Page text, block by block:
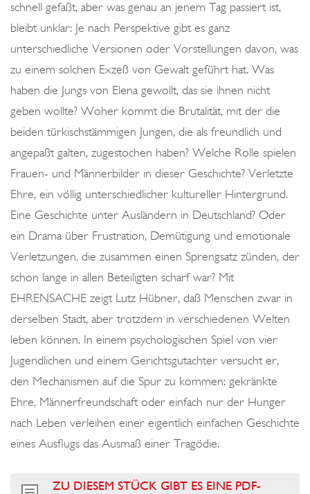
E
K
R
A
I
E
schnell gefaßt, aber was genau an jenem Tag passiert ist,
bleibt unklar: Je nach Perspektive gibt es ganz
unterschiedliche Versionen oder Vorstellungen davon, was
zu einem solchen Exzeß von Gewalt geführt hat. Was
haben die Jungs von Elena gewollt, das sie ihnen nicht
geben wollte? Woher kommt die Brutalität, mit der die
beiden türkischstämmigen Jungen, die als freundlich und
angepaßt galten, zugestochen haben? Welche Rolle spielen
Frauen- und Männerbilder in dieser Geschichte? Verletzte
Ehre, ein völlig unterschiedlicher kultureller Hintergrund.
Eine Geschichte unter Ausländern in Deutschland? Oder
ein Drama über Frustration, Demütigung und emotionale
Verletzungen, die zusammen einen Sprengsatz zünden, der
schon lange in allen Beteiligten scharf war? Mit
EHRENSACHE zeigt Lutz Hübner, daß Menschen zwar in
derselben Stadt, aber trotzdem in verschiedenen Welten
leben können. In einem psychologischen Spiel von vier
Jugendlichen und einem Gerichtsgutachter versucht er,
den Mechanismen auf die Spur zu kommen: gekränkte
Ehre, Männerfreundschaft oder einfach nur der Hunger
nach Leben verleihen einer eigentlich einfachen Geschichte
eines Ausflugs das Ausmaß einer Tragödie.
ZU DIESEM STÜCK GIBT ES EINE PDF-